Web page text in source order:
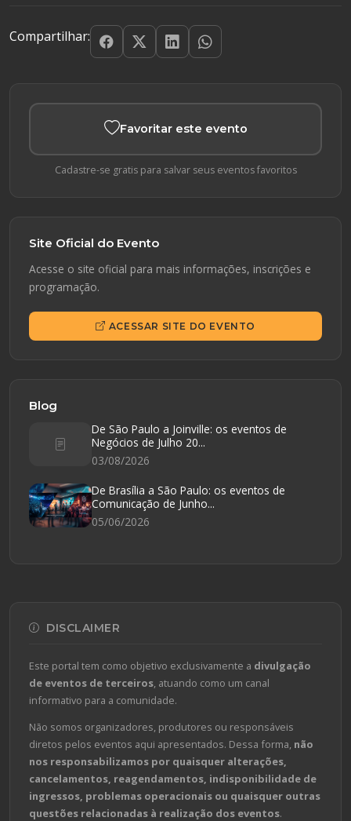
Compartilhar:
Favoritar este evento
Cadastre-se gratis para salvar seus eventos favoritos
Site Oficial do Evento
Acesse o site oficial para mais informações, inscrições e
programação.
ACESSAR SITE DO EVENTO
Blog
De São Paulo a Joinville: os eventos de
Negócios de Julho 20...
03/08/2026
De Brasília a São Paulo: os eventos de
Comunicação de Junho...
05/06/2026
DISCLAIMER
Este portal tem como objetivo exclusivamente a divulgação
de eventos de terceiros, atuando como um canal
informativo para a comunidade.
Não somos organizadores, produtores ou responsáveis
diretos pelos eventos aqui apresentados. Dessa forma, não
nos responsabilizamos por quaisquer alterações,
cancelamentos, reagendamentos, indisponibilidade de
ingressos, problemas operacionais ou quaisquer outras
questões relacionadas à realização dos eventos.